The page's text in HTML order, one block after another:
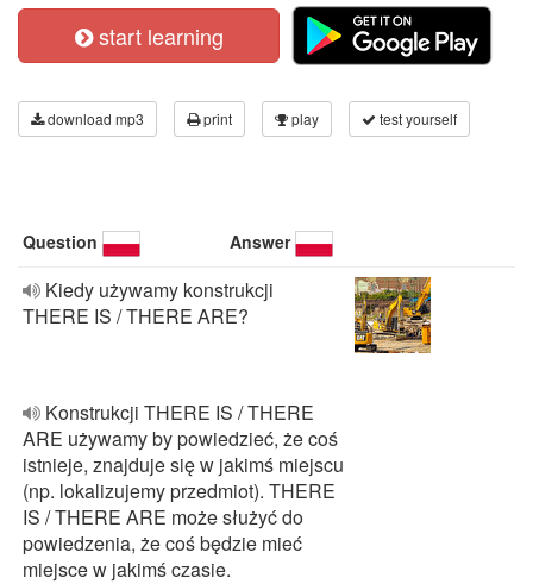
start learning
download mp3 print play test yourself
Question Answer
Kiedy używamy konstrukcji
THERE IS / THERE ARE?
Konstrukcji THERE IS / THERE
ARE używamy by powiedzieć, że coś
istnieje, znajduje się w jakimś miejscu
(np. lokalizujemy przedmiot). THERE
IS / THERE ARE może służyć do
powiedzenia, że coś będzie mieć
miejsce w jakimś czasie.